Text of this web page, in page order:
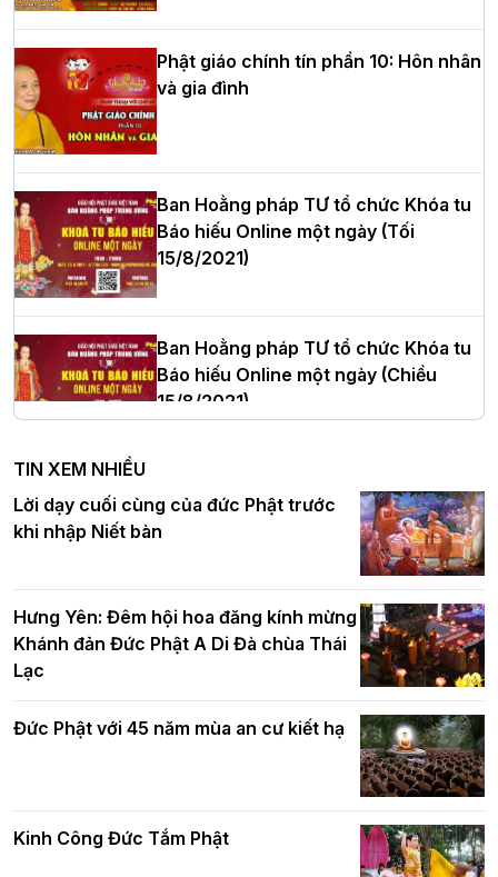
Hòa thượng Thích Quảng Tùng tái đắc
cử Trưởng BTS GHPGVN thành phố Hải
Phòng nhiệm kỳ 2026 – 2031
Thượng tọa Thích Tâm Chính được suy
cử tân Trưởng ban Trị sự GHPGVN tỉnh
Hà Nội: Tăng Ni Trường hạ Bồ Đề trang
nghiêm tác pháp Tiền an cư PL.2570 –
DL.2026
Hà Nội
Hơn 5.000 người tham dự diễu hành,
Phật giáo chính tín phần 10: Hôn nhân
và gia đình
Ban Hoằng pháp TƯ tổ chức Khóa tu
Báo hiếu Online một ngày (Tối
15/8/2021)
Ban Hoằng pháp TƯ tổ chức Khóa tu
Báo hiếu Online một ngày (Chiều
15/8/2021)
Ban Hoằng pháp TƯ tổ chức Khóa tu
Báo hiếu Online một ngày (Sáng
15/8/2021)
Tinh thần yêu nước của Phật giáo
Phật giáo chính tín Phần 9: Giải thích
TIN XEM NHIỀU
Lời dạy cuối cùng của đức Phật trước
khi nhập Niết bàn
Hưng Yên: Đêm hội hoa đăng kính mừng
Khánh đản Đức Phật A Di Đà chùa Thái
Lạc
Đức Phật với 45 năm mùa an cư kiết hạ
Kinh Công Đức Tắm Phật